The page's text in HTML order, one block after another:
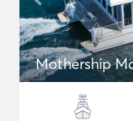
Mothership